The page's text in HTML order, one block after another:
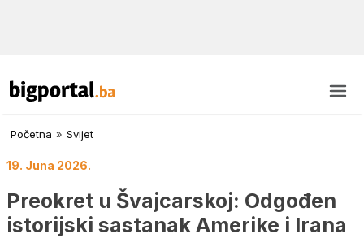
Početna » Svijet
19. Juna 2026.
Preokret u Švajcarskoj: Odgođen
istorijski sastanak Amerike i Irana